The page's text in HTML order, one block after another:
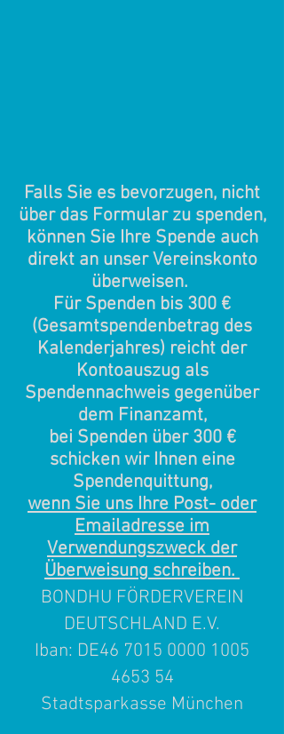
Falls Sie es bevorzugen, nicht
über das Formular zu spenden,
können Sie Ihre Spende auch
direkt an unser Vereinskonto
überweisen.
Für Spenden bis 300 €
(Gesamtspendenbetrag des
Kalenderjahres) reicht der
Kontoauszug als
Spendennachweis gegenüber
dem Finanzamt,
bei Spenden über 300 €
schicken wir Ihnen eine
Spendenquittung,
wenn Sie uns Ihre Post- oder
Emailadresse im
Verwendungszweck der
Überweisung schreiben.
BONDHU FÖRDERVEREIN
DEUTSCHLAND E.V.
Iban: DE46 7015 0000 1005
4653 54
Stadtsparkasse München